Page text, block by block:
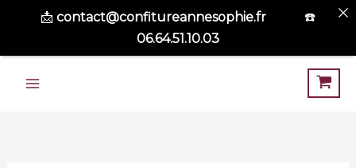
📩​ contact@confitureannesophie.fr ☎️
06.64.51.10.03